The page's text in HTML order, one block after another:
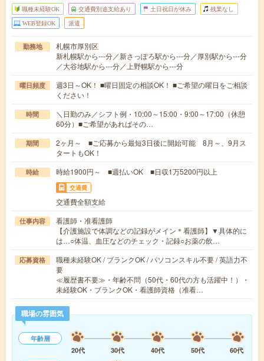
職種未経験OK 交通費別途支給あり 土日祝日が休み 残業なし
WEB登録OK 派遣
勤務地
札幌市厚別区
新札幌駅から---分／新さっぽろ駅から---分／厚別駅から---分
／大谷地駅から---分／上野幌駅から---分
曜日頻度
週3日～OK！ ■曜日固定の相談OK！ ■ご希望の曜日をご相談
ください！
時間
＼日勤のみ／シフト例・10:00～15:00・9:00～17:00（休憩
60分）■ご希望があればその…
期間
2ヶ月～ ■ご応募から最短3日後に開始可能 8月～、9月ス
タートもOK！
時給 時給1900円～ ■週払いOK ■日収1万5200円以上
交通費
交通費全額支給
仕事内容
看護師・准看護師
【介護施設で体調などの記録がメイン＊看護師】▼具体的に
は…○体温、血圧などのチェック・記録○お薬の飲…
応募資格
職種未経験OK / ブランクOK / パソコンスキル不要 / 英語力不
要
≪履歴書不要≫・年齢不問（50代・60代の方も活躍中！）・
未経験OK・ブランクOK・看護師資格（准看…
職場の雰囲気
年齢層
20代
30代 40代 50代
60代